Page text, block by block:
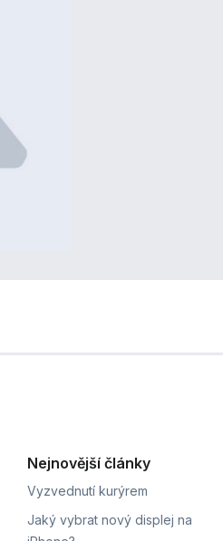
Nejnovější články
Vyzvednutí kurýrem
Jaký vybrat nový displej na